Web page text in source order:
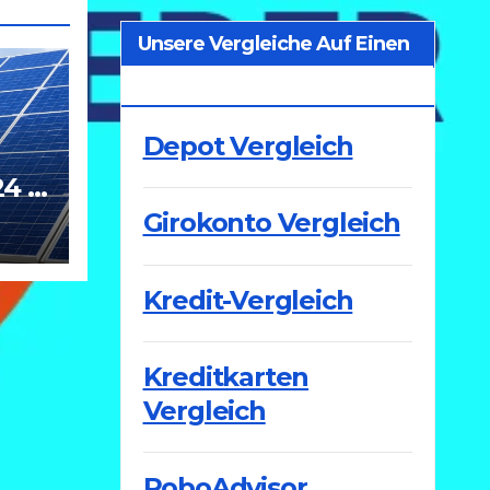
–
Unsere Vergleiche Auf Einen
Depot Vergleich
Girokonto Vergleich
Kredit-Vergleich
Kreditkarten
Vergleich